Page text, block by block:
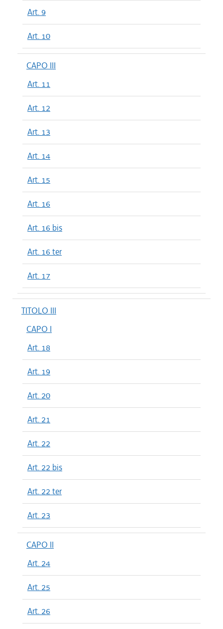
Art. 9
Art. 10
CAPO III
Art. 11
Art. 12
Art. 13
Art. 14
Art. 15
Art. 16
Art. 16 bis
Art. 16 ter
Art. 17
TITOLO III
CAPO I
Art. 18
Art. 19
Art. 20
Art. 21
Art. 22
Art. 22 bis
Art. 22 ter
Art. 23
CAPO II
Art. 24
Art. 25
Art. 26